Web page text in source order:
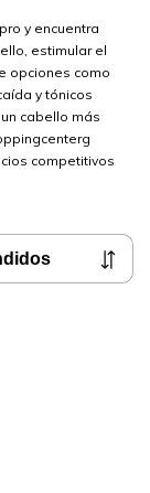
y encuentra
estimular el
opciones como
y tónicos
cabello más
competitivos